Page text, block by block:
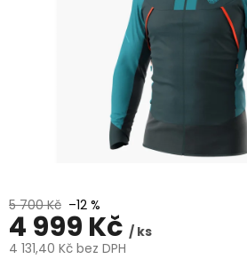
5 700 Kč –12 %
4 999 Kč / ks
4 131,40 Kč bez DPH